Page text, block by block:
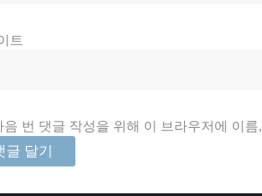
트
음 번 댓글 작성을 위해 이 브라우저에 이